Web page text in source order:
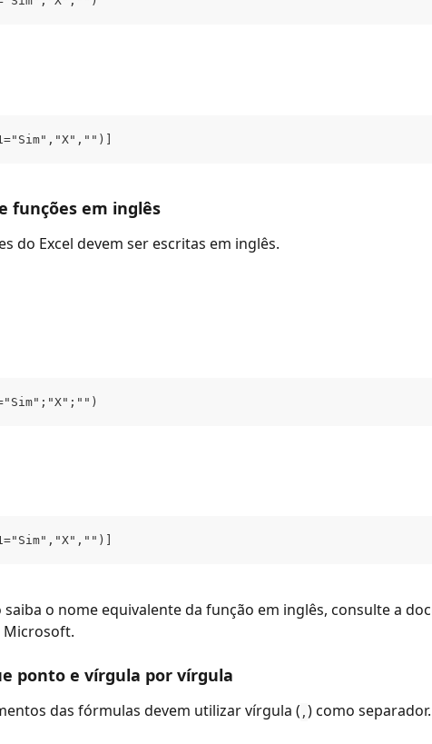
funções em inglês
do Excel devem ser escritas em inglês.
saiba o nome equivalente da função em inglês, consulte a
Microsoft.
ponto e vírgula por vírgula
das fórmulas devem utilizar vírgula ( , ) como separador.